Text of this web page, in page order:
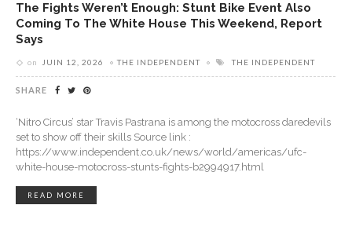
The Fights Weren’t Enough: Stunt Bike Event Also
Coming To The White House This Weekend, Report
Says
on JUIN 12, 2026 THE INDEPENDENT THE INDEPENDENT
SHARE
‘Nitro Circus’ star Travis Pastrana is among the motocross daredevils
set to show off their skills Source link :
https://www.independent.co.uk/news/world/americas/ufc-
white-house-motocross-stunts-fights-b2994917.html
READ MORE